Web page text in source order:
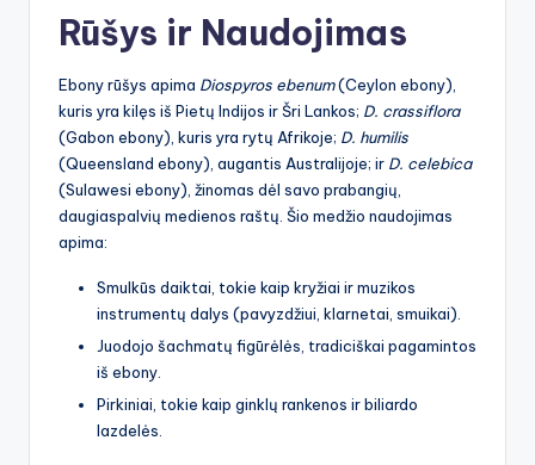
Rūšys ir Naudojimas
Ebony rūšys apima Diospyros ebenum(Ceylon ebony),
kuris yra kilęs iš Pietų Indijos ir Šri Lankos; D. crassiflora
(Gabon ebony), kuris yra rytų Afrikoje; D. humilis
(Queensland ebony), augantis Australijoje; ir D. celebica
(Sulawesi ebony), žinomas dėl savo prabangių,
daugiaspalvių medienos raštų. Šio medžio naudojimas
apima:
Smulkūs daiktai, tokie kaip kryžiai ir muzikos
instrumentų dalys (pavyzdžiui, klarnetai, smuikai).
Juodojo šachmatų figūrėlės, tradiciškai pagamintos
iš ebony.
Pirkiniai, tokie kaip ginklų rankenos ir biliardo
lazdelės.